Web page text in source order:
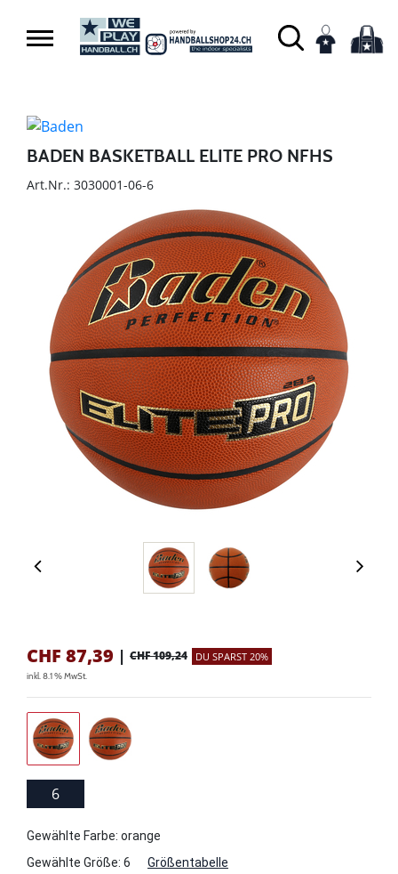
BADEN BASKETBALL ELITE PRO NFHS
Art.Nr.: 3030001-06-6
CHF 87,39 | CHF 109,24 DU SPARST 20%
inkl. 8.1 % MwSt.
6
Gewählte Farbe: orange
Gewählte Größe: 6 Größentabelle